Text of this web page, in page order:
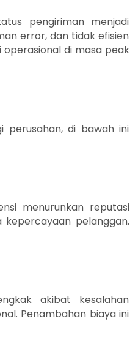
pengiriman menjadi
error, dan tidak efisien
di masa peak
perusahan, di bawah ini
menurunkan reputasi
pelanggan.
akibat kesalahan
Penambahan biaya ini